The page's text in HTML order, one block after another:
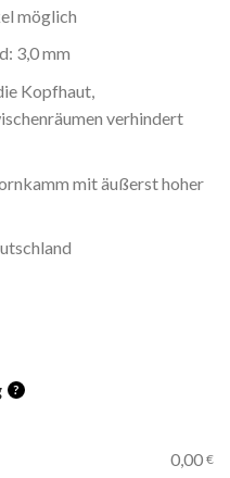
möglich
3,0 mm
Kopfhaut,
verhindert
mit äußerst hoher
?
0,00 €